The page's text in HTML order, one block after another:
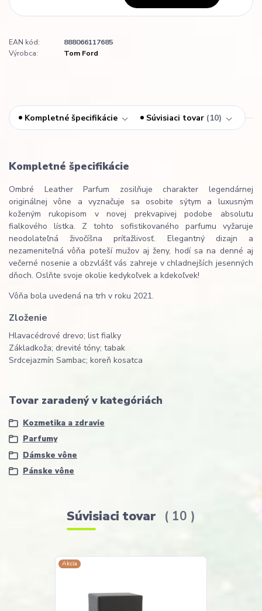
EAN kód:
888066117685
Výrobca:
Tom Ford
Kompletné špecifikácie Súvisiaci tovar 10
Kompletné špecifikácie
Ombré Leather Parfum zosilňuje charakter legendárnej
originálnej vône a vyznačuje sa osobite sýtym a luxusným
koženým rukopisom v novej prekvapivej podobe absolutu
fialkového lístka. Z tohto sofistikovaného parfumu vyžaruje
neodolateľná živočíšna príťažlivosť. Elegantný dizajn a
nezameniteľná vôňa poteší mužov aj ženy, hodí sa na denné aj
večerné nosenie a obzvlášť vás zahreje v chladnejších jesenných
dňoch. Oslňte svoje okolie kedykoľvek a kdekoľvek!
Vôňa bola uvedená na trh v roku 2021.
Zloženie
Hlavacédrové drevo; list fialky
Základkoža; drevité tóny; tabak
Srdcejazmín Sambac; koreň kosatca
Tovar zaradený v kategóriách
Kozmetika a zdravie
Parfumy
Dámske vône
Pánske vône
Súvisiaci tovar 10
Akcia